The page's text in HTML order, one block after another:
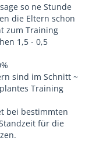
so ne Stunde
die Eltern schon
zum Training
1,5 - 0,5
sind im Schnitt ~
Training
bei bestimmten
für die